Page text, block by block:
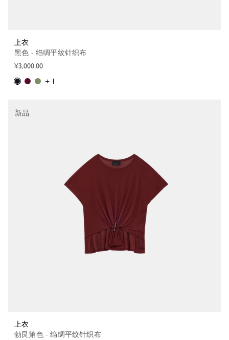
上衣
黑色 - 绉绸平纹针织布
¥3,000.00
+ 1
上衣
勃艮第色 - 绉绸平纹针织布
新品